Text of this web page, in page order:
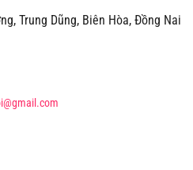
Trung Dũng, Biên Hòa, Đồng Nai